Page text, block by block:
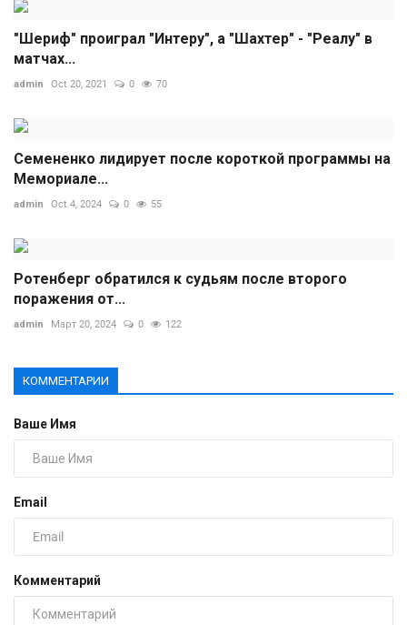
"Шериф" проиграл "Интеру", а "Шахтер" - "Реалу" в
матчах...
admin Oct 20, 2021 0 70
Семененко лидирует после короткой программы на
Мемориале...
admin Oct 4, 2024 0 55
Ротенберг обратился к судьям после второго
поражения от...
admin Март 20, 2024 0 122
КОММЕНТАРИИ
Ваше Имя
Email
Комментарий